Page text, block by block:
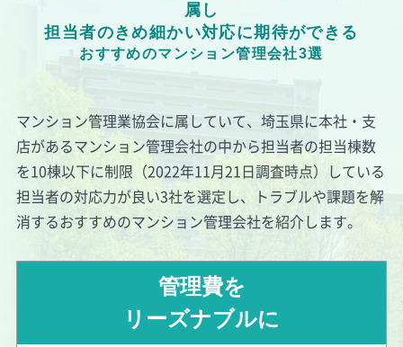
属し
担当者のきめ細かい対応に期待ができる
おすすめのマンション管理会社3選
マンション管理業協会に属していて、埼玉県に本社・支
店があるマンション管理会社の中から担当者の担当棟数
を10棟以下に制限（2022年11月21日調査時点）している
担当者の対応力が良い3社を選定し、トラブルや課題を解
消するおすすめのマンション管理会社を紹介します。
管理費を
リーズナブルに